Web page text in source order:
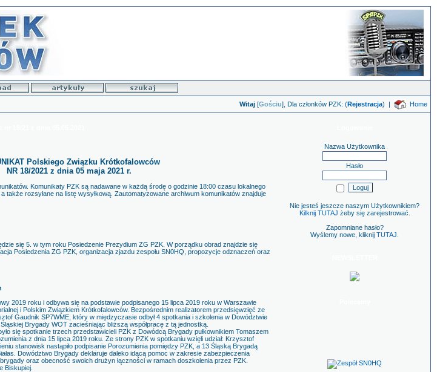
Witaj [Gościu], Dla członków PZK: (Rejestracja) | Home
Polskiego Związku Krótkofalowców
NR 18/2021 z dnia 05 maja 2021 r.
Komunikaty PZK są nadawane w każdą środę o godzinie 18:00 czasu lokalnego
rozsyłane na listę wysyłkową. Zautomatyzowane archiwum komunikatów znajduje
się 5. w tym roku Posiedzenie Prezydium ZG PZK. W porządku obrad znajdzie się
Posiedzenia ZG PZK, organizacja zjazdu zespołu SN0HQ, propozycje odznaczeń oraz
2019 roku i odbywa się na podstawie podpisanego 15 lipca 2019 roku w Warszawie
i Polskim Związkiem Krótkofalowców. Bezpośrednim realizatorem przedsięwzięć ze
Gaudnik SP7WME, który w międzyczasie odbył 4 spotkania i szkolenia w Dowództwie
Brygady WOT zacieśniając bliższą współpracę z tą jednostką.
się spotkanie trzech przedstawicieli PZK z Dowódcą Brygady pułkownikiem Tomaszem
z dnia 15 lipca 2019 roku. Ze strony PZK w spotkaniu wzięli udział: Krzysztof
stanowisk nastąpiło podpisanie Porozumienia pomiędzy PZK, a 13 Śląską Brygadą
Dowództwo Brygady deklaruje daleko idącą pomoc w zakresie zabezpieczenia
oraz obecność swoich drużyn łączności w ramach doszkolenia przez PZK.
Biskupiej.
Nazwa Użytkownika
Hasło
Nie jesteś jeszcze naszym Użytkownikiem?
Kilknij TUTAJ żeby się zarejestrować.
Zapomniane hasło?
Wyślemy nowe, kliknij TUTAJ